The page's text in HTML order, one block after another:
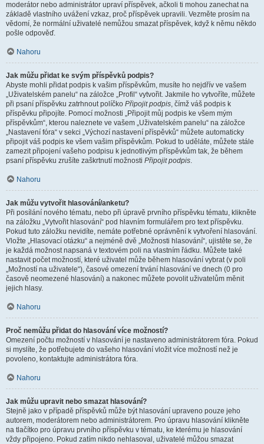
moderátor nebo administrátor upraví příspěvek, ačkoli ti mohou zanechat na
základě vlastního uvážení vzkaz, proč příspěvek upravili. Vezměte prosím na
vědomí, že normální uživatelé nemůžou smazat příspěvek, když k němu někdo
pošle odpověď.
Nahoru
Jak můžu přidat ke svým příspěvků podpis?
Abyste mohli přidat podpis k vašim příspěvkům, musíte ho nejdřív ve vašem
„Uživatelském panelu“ na záložce „Profil“ vytvořit. Jakmile ho vytvoříte, můžete
při psaní příspěvku zatrhnout políčko Připojit podpis, čímž váš podpis k
příspěvku připojíte. Pomocí možnosti „Připojit můj podpis ke všem mým
příspěvkům“, kterou naleznete ve vašem „Uživatelském panelu“ na záložce
„Nastavení fóra“ v sekci „Výchozí nastavení příspěvků“ můžete automaticky
připojit váš podpis ke všem vašim příspěvkům. Pokud to uděláte, můžete stále
zamezit připojení vašeho podpisu k jednotlivým příspěvkům tak, že během
psaní příspěvku zrušíte zaškrtnutí možnosti Připojit podpis.
Nahoru
Jak můžu vytvořit hlasování/anketu?
Při posílání nového tématu, nebo při úpravě prvního příspěvku tématu, klikněte
na záložku „Vytvořit hlasování“ pod hlavním formulářem pro text příspěvku.
Pokud tuto záložku nevidíte, nemáte potřebné oprávnění k vytvoření hlasování.
Vložte „Hlasovací otázku“ a nejméně dvě „Možnosti hlasování“, ujistěte se, že
je každá možnost napsaná v textovém poli na vlastním řádku. Můžete také
nastavit počet možností, které uživatel může během hlasování vybrat (v poli
„Možností na uživatele“), časové omezení trvání hlasování ve dnech (0 pro
časově neomezené hlasování) a nakonec můžete povolit uživatelům měnit
jejich hlasy.
Nahoru
Proč nemůžu přidat do hlasování více možností?
Omezení počtu možností v hlasování je nastaveno administrátorem fóra. Pokud
si myslíte, že potřebujete do vašeho hlasování vložit více možností než je
povoleno, kontaktujte administrátora fóra.
Nahoru
Jak můžu upravit nebo smazat hlasování?
Stejně jako v případě příspěvků může být hlasování upraveno pouze jeho
autorem, moderátorem nebo administrátorem. Pro úpravu hlasování klikněte
na tlačítko pro úpravu prvního příspěvku v tématu, ke kterému je hlasování
vždy připojeno. Pokud zatím nikdo nehlasoval, uživatelé můžou smazat